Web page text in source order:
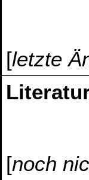
[letzte
[noch